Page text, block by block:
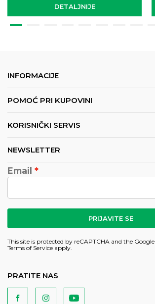
DETALJNIJE
INFORMACIJE
POMOĆ PRI KUPOVINI
KORISNIČKI SERVIS
NEWSLETTER
Email
PRIJAVITE SE
This site is protected by reCAPTCHA and the Google
Terms of Service apply.
PRATITE NAS